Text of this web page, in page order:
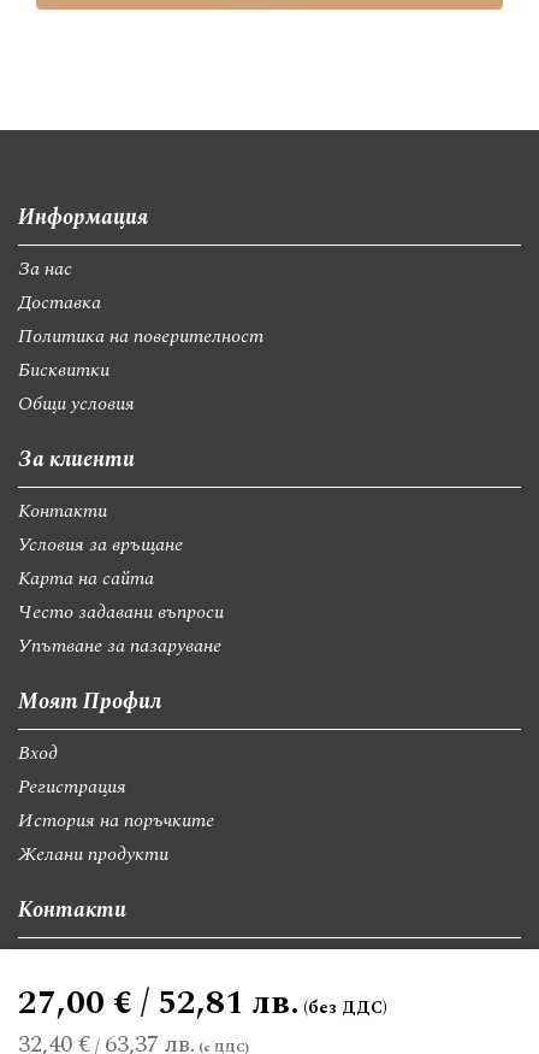
32,40 €/ 63,37 лв.
27,00 € / 52,81 лв.
Информация
За нас
Доставка
Политика на поверителност
Бисквитки
Общи условия
За клиенти
Контакти
Условия за връщане
Карта на сайта
Често задавани въпроси
Упътване за пазаруване
Моят Профил
Вход
Регистрация
История на поръчките
Желани продукти
Контакти
giftsbgnet@gmail.com
+359 89 9528300
+359 89 8580494